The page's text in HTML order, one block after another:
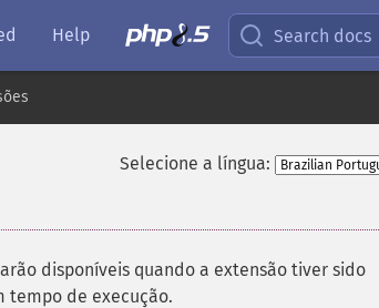
Help Search docs
Selecione a língua:
disponíveis quando a extensão tiver sido
tempo de execução.